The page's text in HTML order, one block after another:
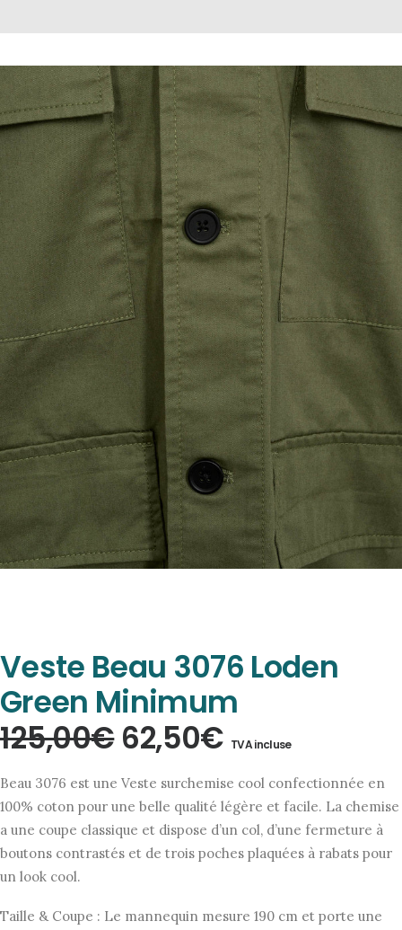
Veste Beau 3076 Loden
Green Minimum
125,00€ Le
prix
initial
était :
62,50€Le
prix
actuel
est :
TVA incluse
Beau 3076 est une Veste surchemise cool confectionnée en
100% coton pour une belle qualité légère et facile. La chemise
a une coupe classique et dispose d’un col, d’une fermeture à
boutons contrastés et de trois poches plaquées à rabats pour
un look cool.
Taille & Coupe : Le mannequin mesure 190 cm et porte une